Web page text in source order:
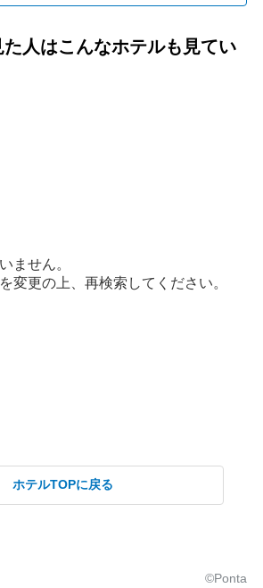
人はこんなホテルも見てい
ホテルTOPに戻る
©Ponta